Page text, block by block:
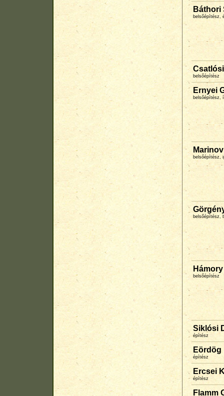
Báthori
belsőépítész,
belsőépítész
Ernyei
belsőépítész,
belsőépítész,
belsőépítész,
belsőépítész
Siklósi
építész
Eördög
építész
Ercsei
építész
Flamm